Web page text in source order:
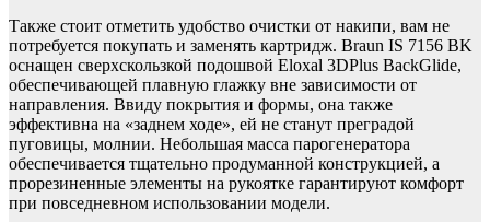
Также стоит отметить удобство очистки от накипи, вам не
потребуется покупать и заменять картридж. Braun IS 7156 BK
оснащен сверхскользкой подошвой Eloxal 3DPlus BackGlide,
обеспечивающей плавную глажку вне зависимости от
направления. Ввиду покрытия и формы, она также
эффективна на «заднем ходе», ей не станут преградой
пуговицы, молнии. Небольшая масса парогенератора
обеспечивается тщательно продуманной конструкцией, а
прорезиненные элементы на рукоятке гарантируют комфорт
при повседневном использовании модели.